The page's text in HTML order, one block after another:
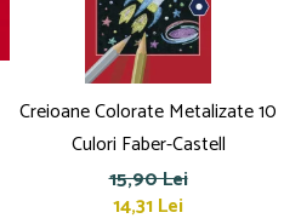
Creioane Colorate Metalizate 10
Culori Faber-Castell
15,90 Lei
14,31 Lei